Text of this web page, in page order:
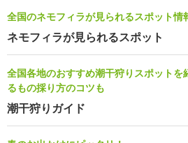
全国のネモフィラが見られるスポット情
ネモフィラが見られるスポット
全国各地のおすすめ潮干狩りスポットを
るもの採り方のコツも
潮干狩りガイド